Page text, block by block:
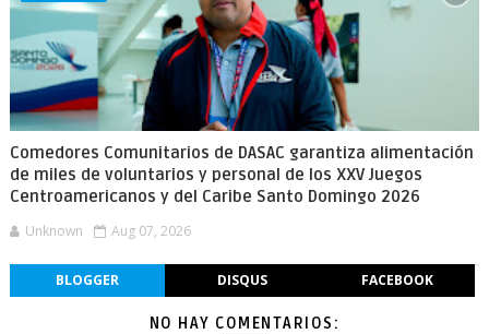
Comedores Comunitarios de DASAC garantiza alimentación
de miles de voluntarios y personal de los XXV Juegos
Centroamericanos y del Caribe Santo Domingo 2026
Unknown Aug 07, 2026
BLOGGER DISQUS FACEBOOK
NO HAY COMENTARIOS: